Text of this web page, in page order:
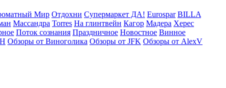
Мир Отдохни Супермаркет ДА! Eurospar BILLA
Массандра Torres На глинтвейн Кагор Мадера Херес
Поток сознания Праздничное Новостное Винное
Обзоры от Виноголика Обзоры от JFK Обзоры от AlexV